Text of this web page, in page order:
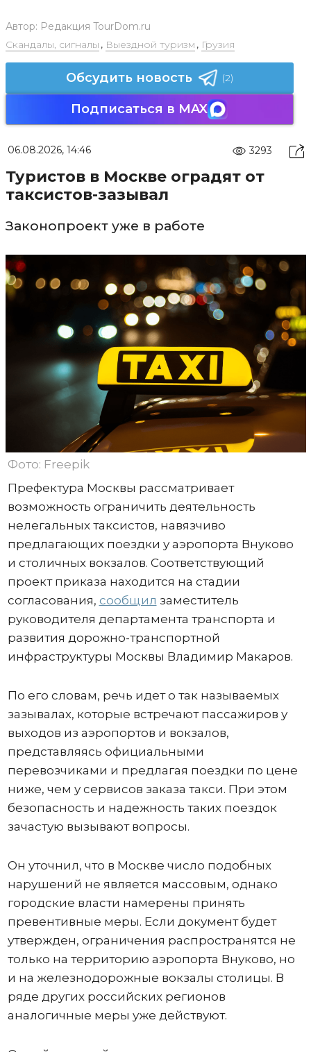
Автор: Редакция TourDom.ru
Скандалы, сигналы , Выездной туризм , Грузия
Обсудить новость (2)
Подписаться в MAX
06.08.2026, 14:46 3293
Туристов в Москве оградят от
таксистов-зазывал
Законопроект уже в работе
Фото: Freepik
Префектура Москвы рассматривает
возможность ограничить деятельность
нелегальных таксистов, навязчиво
предлагающих поездки у аэропорта Внуково
и столичных вокзалов. Соответствующий
проект приказа находится на стадии
согласования, сообщил заместитель
руководителя департамента транспорта и
развития дорожно-транспортной
инфраструктуры Москвы Владимир Макаров.
По его словам, речь идет о так называемых
зазывалах, которые встречают пассажиров у
выходов из аэропортов и вокзалов,
представляясь официальными
перевозчиками и предлагая поездки по цене
ниже, чем у сервисов заказа такси. При этом
безопасность и надежность таких поездок
зачастую вызывают вопросы.
Он уточнил, что в Москве число подобных
нарушений не является массовым, однако
городские власти намерены принять
превентивные меры. Если документ будет
утвержден, ограничения распространятся не
только на территорию аэропорта Внуково, но
и на железнодорожные вокзалы столицы. В
ряде других российских регионов
аналогичные меры уже действуют.